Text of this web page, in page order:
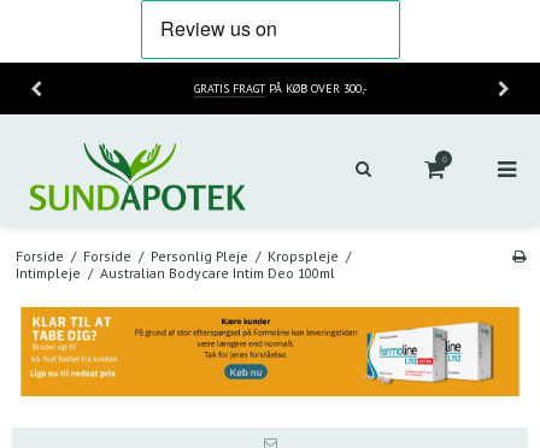
GRATIS FRAGT PÅ KØB OVER 300,-
0
Forside / Forside / Personlig Pleje / Kropspleje /
Intimpleje / Australian Bodycare Intim Deo 100ml